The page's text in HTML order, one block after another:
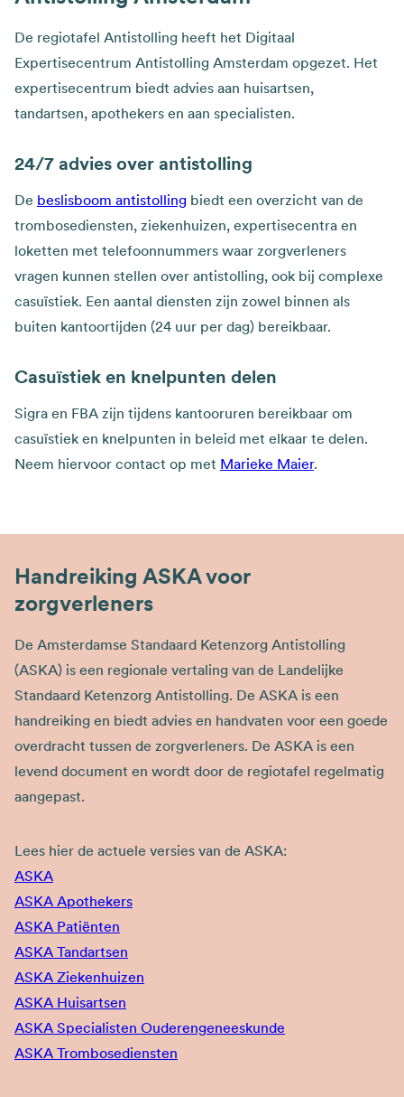
De regiotafel Antistolling heeft het Digitaal
Expertisecentrum Antistolling Amsterdam opgezet. Het
expertisecentrum biedt advies aan huisartsen,
tandartsen, apothekers en aan specialisten.
24/7 advies over antistolling
De beslisboom antistolling biedt een overzicht van de
trombosediensten, ziekenhuizen, expertisecentra en
loketten met telefoonnummers waar zorgverleners
vragen kunnen stellen over antistolling, ook bij complexe
casuïstiek. Een aantal diensten zijn zowel binnen als
buiten kantoortijden (24 uur per dag) bereikbaar.
Casuïstiek en knelpunten delen
Sigra en FBA zijn tijdens kantooruren bereikbaar om
casuïstiek en knelpunten in beleid met elkaar te delen.
Neem hiervoor contact op met Marieke Maier.
Handreiking ASKA voor
zorgverleners
De Amsterdamse Standaard Ketenzorg Antistolling
(ASKA) is een regionale vertaling van de Landelijke
Standaard Ketenzorg Antistolling. De ASKA is een
handreiking en biedt advies en handvaten voor een goede
overdracht tussen de zorgverleners. De ASKA is een
levend document en wordt door de regiotafel regelmatig
aangepast.
Lees hier de actuele versies van de ASKA:
ASKA
ASKA Apothekers
ASKA Patiënten
ASKA Tandartsen
ASKA Ziekenhuizen
ASKA Huisartsen
ASKA Specialisten Ouderengeneeskunde
ASKA Trombosediensten